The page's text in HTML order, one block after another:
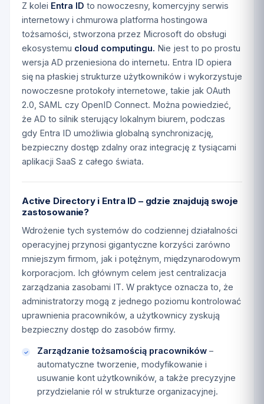
Z kolei Entra ID to nowoczesny, komercyjny serwis
internetowy i chmurowa platforma hostingowa
tożsamości, stworzona przez Microsoft do obsługi
ekosystemu cloud computingu. Nie jest to po prostu
wersja AD przeniesiona do internetu. Entra ID opiera
się na płaskiej strukturze użytkowników i wykorzystuje
nowoczesne protokoły internetowe, takie jak OAuth
2.0, SAML czy OpenID Connect. Można powiedzieć,
że AD to silnik sterujący lokalnym biurem, podczas
gdy Entra ID umożliwia globalną synchronizację,
bezpieczny dostęp zdalny oraz integrację z tysiącami
aplikacji SaaS z całego świata.
Active Directory i Entra ID – gdzie znajdują swoje
zastosowanie?
Wdrożenie tych systemów do codziennej działalności
operacyjnej przynosi gigantyczne korzyści zarówno
mniejszym firmom, jak i potężnym, międzynarodowym
korporacjom. Ich głównym celem jest centralizacja
zarządzania zasobami IT. W praktyce oznacza to, że
administratorzy mogą z jednego poziomu kontrolować
uprawnienia pracowników, a użytkownicy zyskują
bezpieczny dostęp do zasobów firmy.
Zarządzanie tożsamością pracowników –
automatyczne tworzenie, modyfikowanie i
usuwanie kont użytkowników, a także precyzyjne
przydzielanie ról w strukturze organizacyjnej.